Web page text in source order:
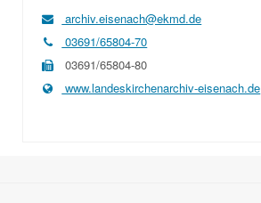
archiv.eisenach@ekmd.de
03691/65804-70
03691/65804-80
www.landeskirchenarchiv-eisenach.de